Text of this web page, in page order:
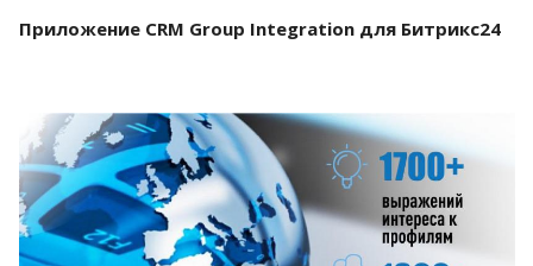
Приложение CRM Group Integration для Битрикс24